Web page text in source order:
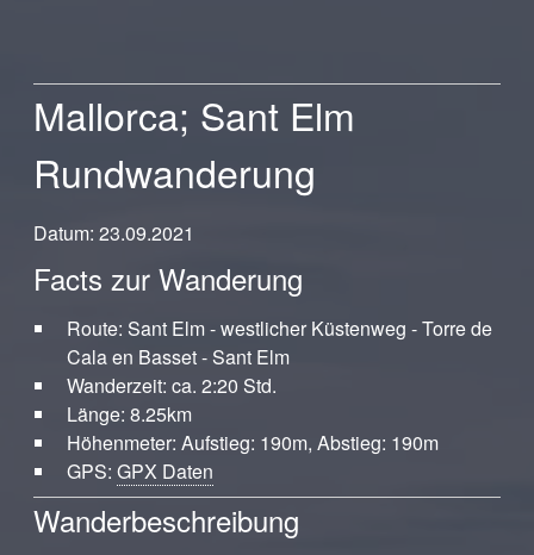
Mallorca; Sant Elm
Rundwanderung
Datum: 23.09.2021
Facts zur Wanderung
Route: Sant Elm - westlicher Küstenweg - Torre de
Cala en Basset - Sant Elm
Wanderzeit: ca. 2:20 Std.
Länge: 8.25km
Höhenmeter: Aufstieg: 190m, Abstieg: 190m
GPS: GPX Daten
Wanderbeschreibung